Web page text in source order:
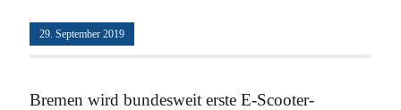
29. September 2019
Bremen wird bundesweit erste E-Scooter-